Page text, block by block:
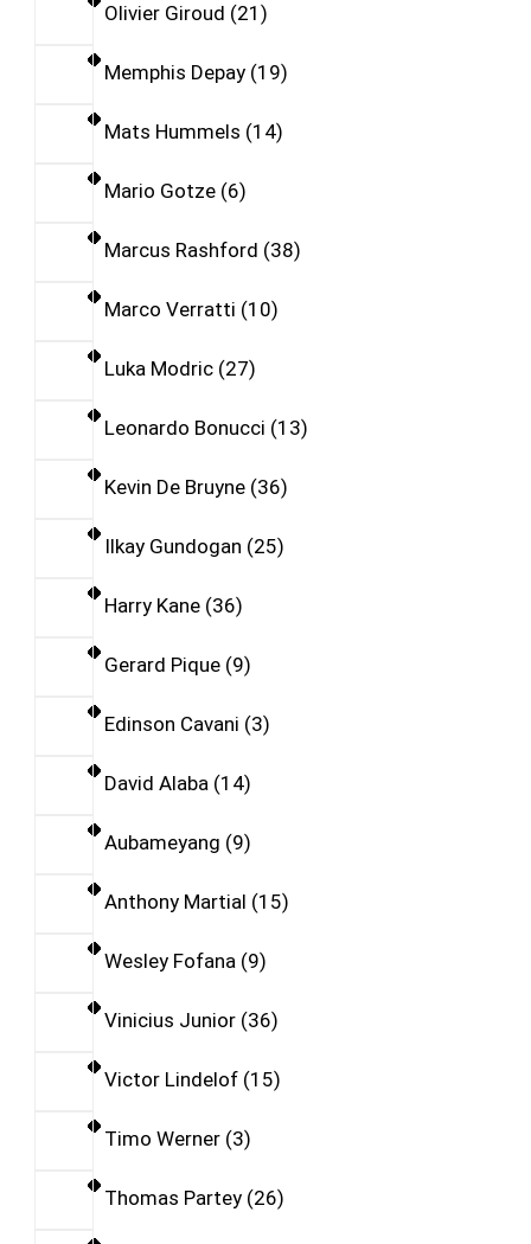
Olivier Giroud 21
Memphis Depay 19
Mats Hummels 14
Mario Gotze 6
Marcus Rashford 38
Marco Verratti 10
Luka Modric 27
Leonardo Bonucci 13
Kevin De Bruyne 36
Ilkay Gundogan 25
Harry Kane 36
Gerard Pique 9
Edinson Cavani 3
David Alaba 14
Aubameyang 9
Anthony Martial 15
Wesley Fofana 9
Vinicius Junior 36
Victor Lindelof 15
Timo Werner 3
Thomas Partey 26